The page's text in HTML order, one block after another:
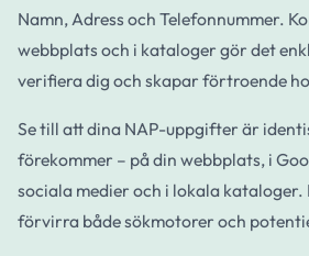
Namn, Adress och Telefonnummer.
webbplats och i kataloger gör det
verifiera dig och skapar förtroende
Se till att dina NAP-uppgifter är
förekommer – på din webbplats, i
sociala medier och i lokala kataloger.
förvirra både sökmotorer och